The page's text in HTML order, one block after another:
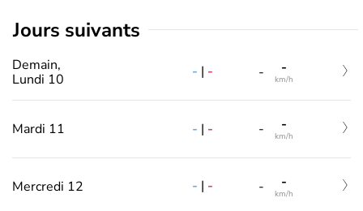
jours suivants
Demain,
Lundi 10
- | - - -
km/h
Mardi 11 - | - - -
km/h
Mercredi 12 - | - - -
km/h